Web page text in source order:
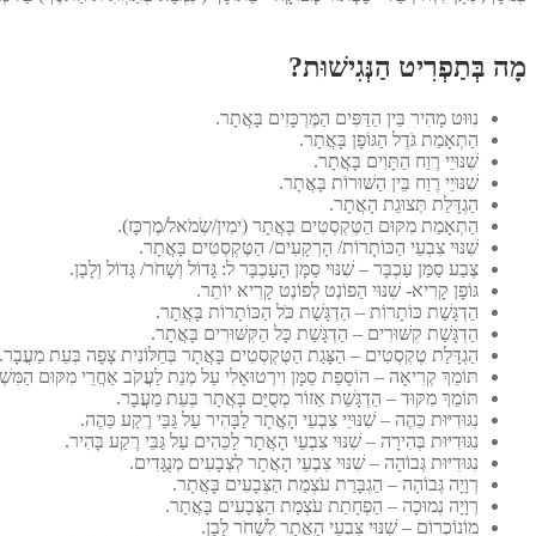
מָה בְּתַפְרִיט הַנְּגִישׁוּת?
נִוּוּט מָהִיר בֵּין הַדַּפִּים הַמֶּרְכָּזִים בָּאֲתָר.
הַתְאָמַת גֹּדֶל הַגּוֹפָן בָּאֲתָר.
שִׁנּוּיֵי רֶוַח הַתָּוִים בָּאֲתָר.
שִׁנּוּיֵי רֶוַח בֵּין הַשּׁוּרוֹת בָּאֲתָר.
הַגְדָּלַת תְּצוּגַת הָאֲתָר.
הַתְאָמַת מִקּוּם הַטֶּקְסְטִים בָּאֲתָר (ימִין/שְׂמֹאל/מֶרְכָּז).
שִׁנּוּי צִבְעֵי הַכּוֹתָרוֹת/ הָרְקָעִים/ הַטֶּקְסְטִים בָּאֲתָר.
צֶבַע סַמַּן עַכְבָּר – שִׁנּוּי סַמָּן הָעַכְבָּר ל: גָּדוֹל וְשָׁחֹר/ גָּדוֹל וְלָבָן.
גּוֹפָן קָרִיא- שִׁנּוּי הַפוֹנְט לְפוֹנְט קָרִיא יוֹתֵר.
הַדְגָּשַׁת כּוֹתָרוֹת – הַדְגָּשַׁת כֹּל הַכּוֹתָרוֹת בָּאֲתָר.
הַדְגָּשַׁת קִשּׁוּרִים – הַדְגָּשַׁת כָּל הַקִּשּׁוּרִים בָּאֲתָר.
הַגְדָּלַת טֶקְסְטִים – הַצָּגַת הַטֶּקְסְטִים בָּאֲתָר בְּחַלּוֹנִית צָפָה בְּעֵת מַעֲבָר.
תּוֹמֵךְ קְרִיאָה – הוֹסָפַת סַמָּן וִירְטוּאָלִי עַל מְנַת לַעֲקֹב אַחֲרֵי מִקּוּם
תּוֹמֵךְ מִקּוּד – הַדְגָּשַׁת אֵזוֹר מְסֻיָּם בָּאֲתָר בְּעֵת מַעֲבָר.
נִגּוּדִיּוּת כֵּהֶה – שִׁנּוּיֵי צִבְעֵי הָאֲתָר לַבָּהִיר עַל גַּבֵּי רֶקַע כֵּהֶה.
נִגּוּדִיּוּת בְּהִירָה – שִׁנּוּי צִבְעֵי הָאֲתָר לַכֵּהִים עַל גַּבֵּי רֶקַע בָּהִיר.
נִגּוּדִיּוּת גְּבוֹהָה – שִׁנּוּי צִבְעֵי הָאֲתָר לְצְבָעִים מְנֻגָּדִים.
רְוָיָה גְּבוֹהָה – הַגְבָּרַת עֹצְמַת הַצְּבָעִים בָּאֲתָר.
רְוָיָה נְמוּכָה – הַפְחָתַת עֹצְמַת הַצְּבָעִים בָּאֲתָר.
מוֹנוֹכְרוֹם – שִׁנּוּי צִבְעֵי הָאֲתָר לְשָׁחֹר לָבָן.